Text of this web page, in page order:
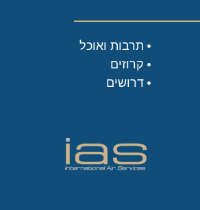
תרבות ואוכל
קרוזים
דרושים